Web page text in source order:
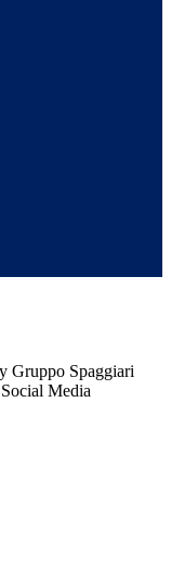
Gruppo Spaggiari
Media